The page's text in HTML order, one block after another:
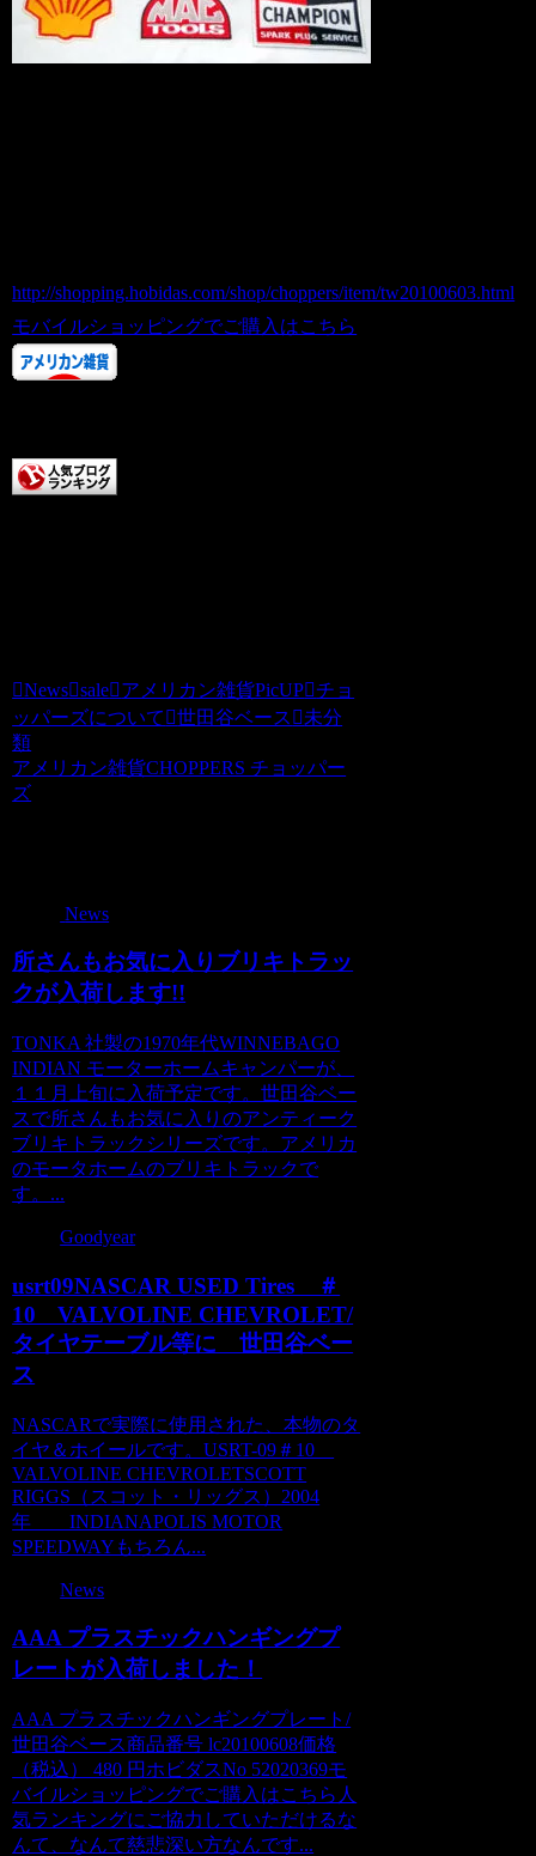
http://shopping.hobidas.com/shop/choppers/item/tw20100603.html
モバイルショッピングでご購入はこちら
News sale アメリカン雑貨PicUP チョ
ッパーズについて
世田谷ベース
未分
類
アメリカン雑貨CHOPPERS チョッパー
ズ
News
所さんもお気に入りブリキトラッ
クが入荷します!!
TONKA 社製の1970年代WINNEBAGO
INDIAN モーターホームキャンパーが、
１１月上旬に入荷予定です。世田谷ベー
スで所さんもお気に入りのアンティーク
ブリキトラックシリーズです。アメリカ
のモータホームのブリキトラックで
す。...
Goodyear
usrt09NASCAR USED Tires ＃
10 VALVOLINE CHEVROLET/
タイヤテーブル等に 世田谷ベー
ス
NASCARで実際に使用された、本物のタ
イヤ＆ホイールです。USRT-09＃10
VALVOLINE CHEVROLETSCOTT
RIGGS（スコット・リッグス）2004
年 INDIANAPOLIS MOTOR
SPEEDWAYもちろん...
News
AAA プラスチックハンギングプ
レートが入荷しました！
AAA プラスチックハンギングプレート/
世田谷ベース商品番号 lc20100608価格
（税込） 480 円ホビダスNo 52020369モ
バイルショッピングでご購入はこちら人
気ランキングにご協力していただけるな
んて、なんて慈悲深い方なんです...